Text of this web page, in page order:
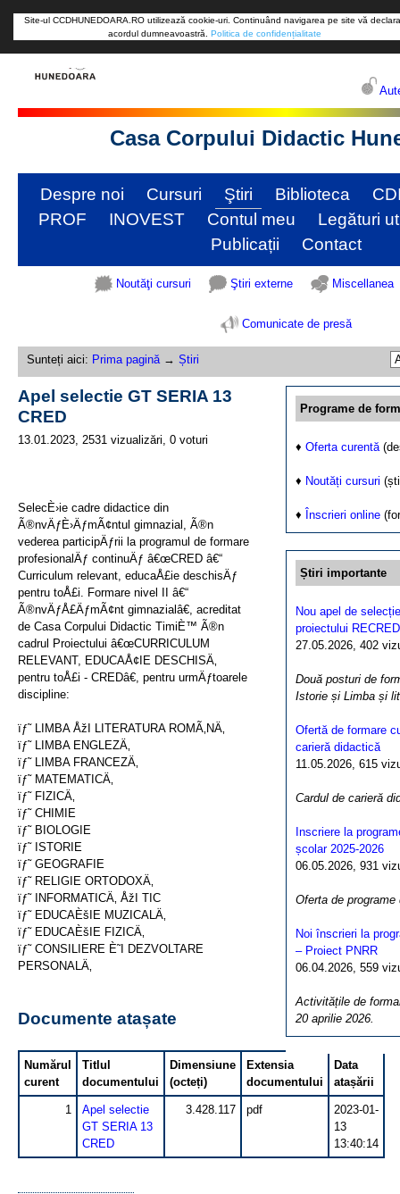
Site-ul CCDHUNEDOARA.RO utilizează cookie-uri. Continuând navigarea pe site vă
acordul dumneavoastră. Politica de confidențialitate
Casa Corpului Didactic
Despre noi Cursuri Ştiri Biblioteca
PROF
INOVEST Contul meu
Legături
Publicații
Contact
Noutăţi cursuri Ştiri externe Miscellanea
Comunicate de presă
Sunteți aici: Prima pagină→ Știri
Programe de
♦ Oferta curentă
♦ Noutăți cursuri
♦ Înscrieri online
Știri importante
Nou apel de
proiectului RECRED
27.05.2026, 402
Două posturi de
Istorie și Limba și
Ofertă de formare
carieră didactică
11.05.2026, 615
Cardul de carieră
Inscriere la
școlar 2025-2026
06.05.2026, 931
Oferta de programe
Noi înscrieri la
– Proiect PNRR
06.04.2026, 559
Activitățile de
20 aprilie 2026.
Apel selectie GT SERIA 13
CRED
13.01.2023, 2531 vizualizări, 0 voturi
SelecÈ›ie cadre didactice din
Ã®nvÄƒÈ›ÄƒmÃ¢ntul gimnazial, Ã®n
vederea participÄƒrii la programul de formare
profesionalÄƒ continuÄƒ â€œCRED â€“
Curriculum relevant, educaÅ£ie deschisÄƒ
pentru toÅ£i. Formare nivel II â€“
Ã®nvÄƒÅ£ÄƒmÃ¢nt gimnazialâ€, acreditat
de Casa Corpului Didactic TimiÈ™ Ã®n
cadrul Proiectului â€œCURRICULUM
RELEVANT, EDUCAÅ¢IE DESCHISÄ‚
pentru toÅ£i - CREDâ€, pentru urmÄƒtoarele
discipline:
ïƒ˜ LIMBA ÅžI LITERATURA ROMÃ‚NÄ‚
ïƒ˜ LIMBA ENGLEZÄ‚
ïƒ˜ LIMBA FRANCEZÄ‚
ïƒ˜ MATEMATICÄ‚
ïƒ˜ FIZICÄ‚
ïƒ˜ CHIMIE
ïƒ˜ BIOLOGIE
ïƒ˜ ISTORIE
ïƒ˜ GEOGRAFIE
ïƒ˜ RELIGIE ORTODOXÄ‚
ïƒ˜ INFORMATICÄ‚ ÅžI TIC
ïƒ˜ EDUCAÈšIE MUZICALÄ‚
ïƒ˜ EDUCAÈšIE FIZICÄ‚
ïƒ˜ CONSILIERE È˜I DEZVOLTARE
PERSONALÄ‚
Documente atașate
Numărul
curent
Titlul
documentului
Dimensiune
(octeți)
Extensia
documentului
Data
atașării
1
Apel selectie
GT SERIA 13
CRED
3.428.117 pdf
2023-01-
13
13:40:14